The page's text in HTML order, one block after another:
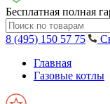
Бесплатная полная
8 (495) 150 57 75
Главная
Газовые котлы